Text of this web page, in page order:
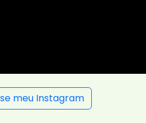
meu Instagram